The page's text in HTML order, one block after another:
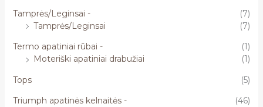
Tamprės/Leginsai -
(7)
Tamprės/Leginsai
(7)
Termo apatiniai rūbai -
(1)
Moteriški apatiniai drabužiai
(1)
Tops
(5)
Triumph apatinės kelnaitės -
(46)